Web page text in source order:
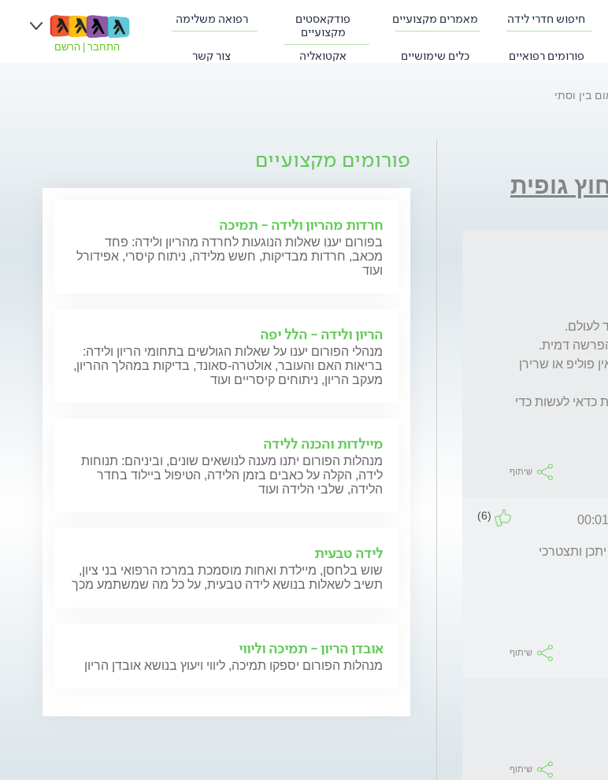
חיפוש חדרי לידה מאמרים מקצועיים
פודקאסטים
מקצועיים
רפואה משלימה
פורומים רפואיים כלים שימושיים אקטואליה צור קשר
התחבר הרשם
בין וסתי
גופית
שיתוף
(6)
שיתוף
שיתוף
פורומים מקצועיים
חרדות מהריון ולידה - תמיכה
בפורום יענו שאלות הנוגעות לחרדה מהריון ולידה: פחד
מכאב, חרדות מבדיקות, חשש מלידה, ניתוח קיסרי, אפידורל
ועוד
הריון ולידה - הלל יפה
מנהלי הפורום יענו על שאלות הגולשים בתחומי הריון ולידה:
בריאות האם והעובר, אולטרה-סאונד, בדיקות במהלך ההריון,
מעקב הריון, ניתוחים קיסריים ועוד
מיילדות והכנה ללידה
מנהלות הפורום יתנו מענה לנושאים שונים, וביניהם: תנוחות
לידה, הקלה על כאבים בזמן הלידה, הטיפול ביילוד בחדר
הלידה, שלבי הלידה ועוד
לידה טבעית
שוש בלחסן, מיילדת ואחות מוסמכת במרכז הרפואי בני ציון,
תשיב לשאלות בנושא לידה טבעית, על כל מה שמשתמע מכך
אובדן הריון - תמיכה וליווי
מנהלות הפורום יספקו תמיכה, ליווי ויעוץ בנושא אובדן הריון